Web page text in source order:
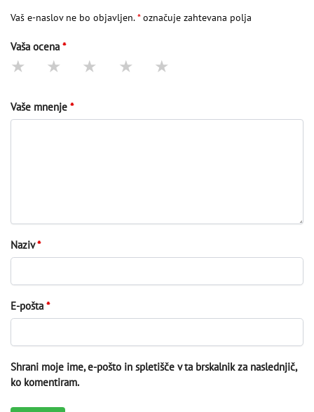
Vaš e-naslov ne bo objavljen. *označuje zahtevana polja
Vaša ocena *
Vaše mnenje *
Naziv*
E-pošta *
Shrani moje ime, e-pošto in spletišče v ta brskalnik za naslednjič,
ko komentiram.